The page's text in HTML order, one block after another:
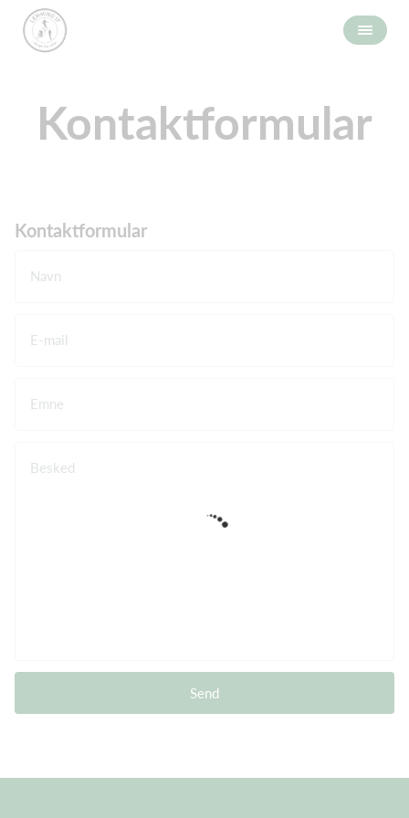
Kontaktformular
Kontaktformular
Navn
E-mail
Emne
Besked
Send